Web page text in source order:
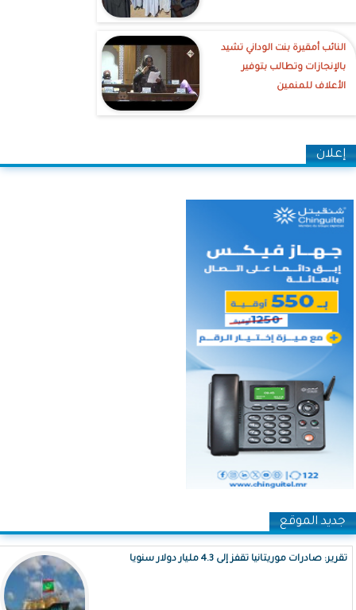
النائب أمقيرة بنت الوداني تشيد
بالإنجازات وتطالب بتوفير
الأعلاف للمنمين
إعلان
جديد الموقع
تقرير: صادرات موريتانيا تقفز إلى 4.3 مليار دولار سنويا